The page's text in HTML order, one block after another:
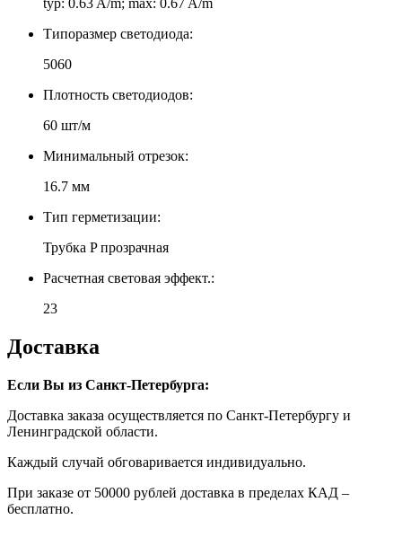
Типоразмер светодиода:
5060
Плотность светодиодов:
60 шт/м
Минимальный отрезок:
16.7 мм
Тип герметизации:
Трубка P прозрачная
Расчетная световая эффект.:
23
Доставка
Если Вы из Санкт-Петербурга:
Доставка заказа осуществляется по Санкт-Петербургу и
Ленинградской области.
Каждый случай обговаривается индивидуально.
При заказе от 50000 рублей доставка в пределах КАД –
бесплатно.